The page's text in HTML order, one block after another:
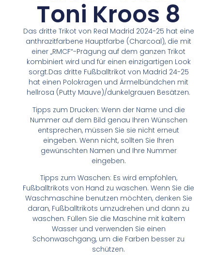
Toni Kroos 8
Das dritte Trikot von Real Madrid 2024-25 hat eine
anthrazitfarbene Hauptfarbe (Charcoal), die mit
einer „RMCF“-Prägung auf dem ganzen Trikot
kombiniert wird und für einen einzigartigen Look
sorgt.Das dritte Fußballtrikot von Madrid 24-25
hat einen Polokragen und Ärmelbündchen mit
hellrosa (Putty Mauve)/dunkelgrauen Besätzen.
Tipps zum Drucken: Wenn der Name und die
Nummer auf dem Bild genau Ihren Wünschen
entsprechen, müssen Sie sie nicht erneut
eingeben. Wenn nicht, sollten Sie Ihren
gewünschten Namen und Ihre Nummer
eingeben.
Tipps zum Waschen: Es wird empfohlen,
Fußballtrikots von Hand zu waschen. Wenn Sie die
Waschmaschine benutzen möchten, denken Sie
daran, Fußballtrikots umzudrehen und dann zu
waschen. Füllen Sie die Maschine mit kaltem
Wasser und verwenden Sie einen
Schonwaschgang, um die Farben besser zu
schützen.